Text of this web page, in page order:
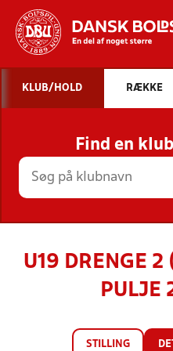
STILLINGER,
KLUB/HOLD RÆKKE
Find en
U19 DRENGE
PULJE
STILLING